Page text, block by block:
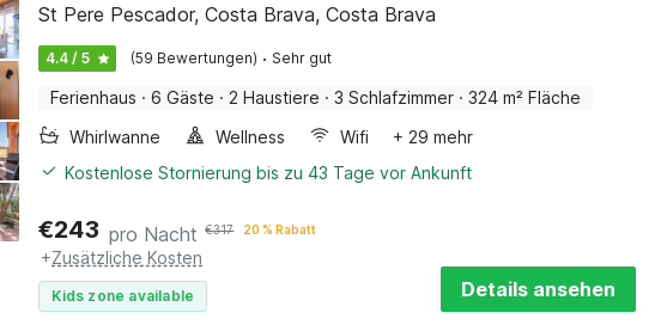
St Pere Pescador, Costa Brava, Costa Brava
4.4 / 5 (59 Bewertungen) · Sehr gut
Ferienhaus · 6 Gäste · 2 Haustiere · 3 Schlafzimmer · 324 m² Fläche
Whirlwanne
Wellness Wifi
+ 29 mehr
Kostenlose Stornierung bis zu 43 Tage vor Ankunft
€243 pro Nacht €317 20 % Rabatt
+Zusätzliche Kosten
Kids zone available Details ansehen